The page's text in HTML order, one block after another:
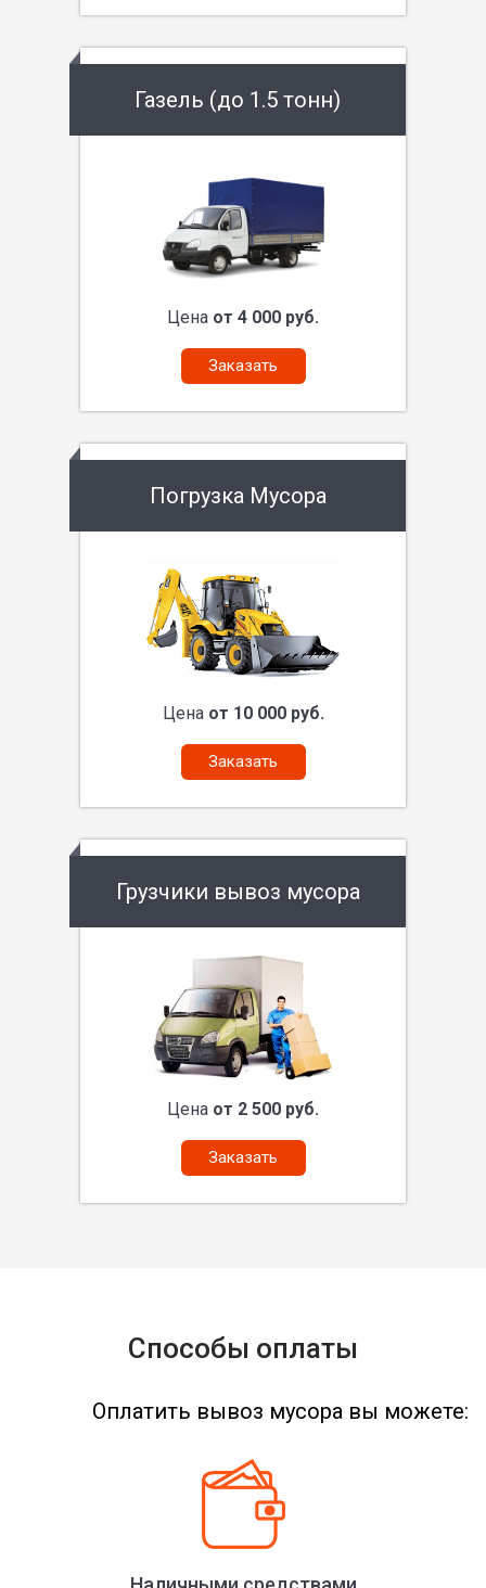
Газель (до 1.5 тонн)
Цена от 4 000 руб.
Заказать
Погрузка Мусора
Цена от 10 000 руб.
Заказать
Грузчики вывоз мусора
Цена от 2 500 руб.
Заказать
Способы оплаты
Оплатить вывоз мусора вы можете: